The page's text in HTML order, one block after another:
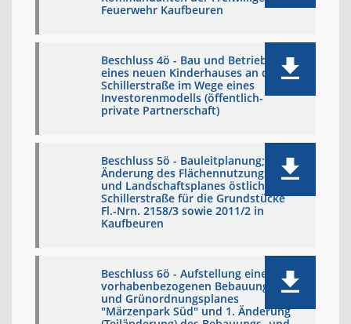
Feuerwehr Kaufbeuren
Beschluss 4ö - Bau und Betrieb
eines neuen Kinderhauses an der
Schillerstraße im Wege eines
Investorenmodells (öffentlich-
private Partnerschaft)
Beschluss 5ö - Bauleitplanung;
Änderung des Flächennutzungs-
und Landschaftsplanes östlich der
Schillerstraße für die Grundstücke
Fl.-Nrn. 2158/3 sowie 2011/2 in
Kaufbeuren
Beschluss 6ö - Aufstellung eines
vorhabenbezogenen Bebauungs-
und Grünordnungsplanes
"Märzenpark Süd" und 1. Änderung